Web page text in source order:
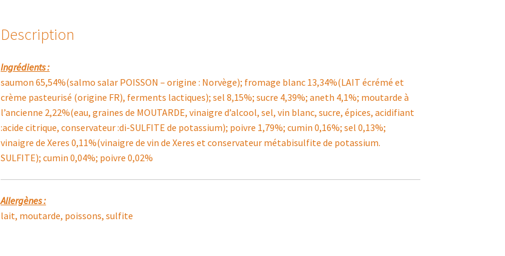
Description
Ingrédients :
saumon 65,54%(salmo salar POISSON – origine : Norvège); fromage blanc 13,34%(LAIT écrémé et
crème pasteurisé (origine FR), ferments lactiques); sel 8,15%; sucre 4,39%; aneth 4,1%; moutarde à
l’ancienne 2,22%(eau, graines de MOUTARDE, vinaigre d’alcool, sel, vin blanc, sucre, épices, acidifiant
:acide citrique, conservateur :di-SULFITE de potassium); poivre 1,79%; cumin 0,16%; sel 0,13%;
vinaigre de Xeres 0,11%(vinaigre de vin de Xeres et conservateur métabisulfite de potassium.
SULFITE); cumin 0,04%; poivre 0,02%
Allergènes :
lait, moutarde, poissons, sulfite